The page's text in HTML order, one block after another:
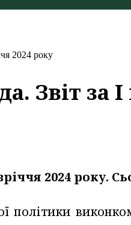
2024 року
Звіт за
2024 року.
політики